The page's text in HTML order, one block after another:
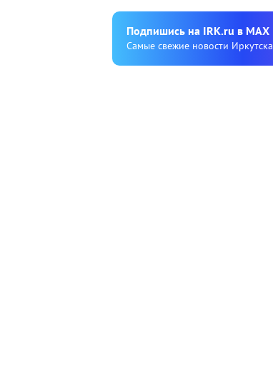
Подпишиcь на IRK.ru в MAX
Cамые свежие новости Иркутска